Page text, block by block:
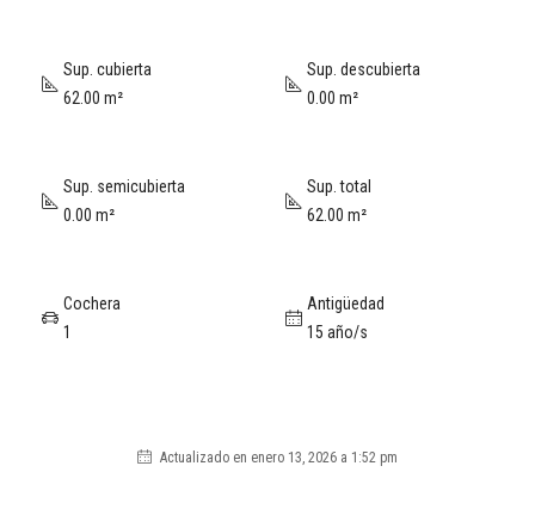
Sup. cubierta
62.00 m²
Sup. descubierta
0.00 m²
Sup. semicubierta
0.00 m²
Sup. total
62.00 m²
Cochera
1
Antigüedad
15 año/s
Actualizado en enero 13, 2026 a 1:52 pm